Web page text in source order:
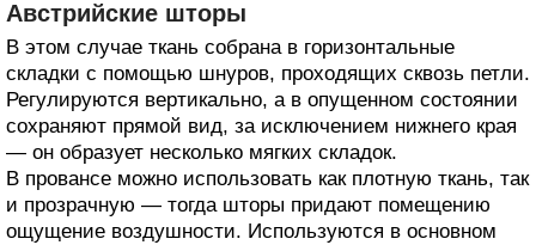
Австрийские шторы
В этом случае ткань собрана в горизонтальные
складки с помощью шнуров, проходящих сквозь петли.
Регулируются вертикально, а в опущенном состоянии
сохраняют прямой вид, за исключением нижнего края
— он образует несколько мягких складок.
В провансе можно использовать как плотную ткань, так
и прозрачную — тогда шторы придают помещению
ощущение воздушности. Используются в основном